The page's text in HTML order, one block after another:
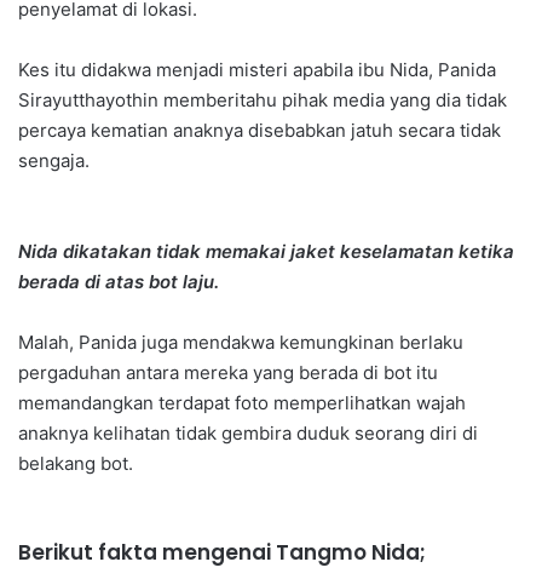
penyelamat di lokasi.
Kes itu didakwa menjadi misteri apabila ibu Nida, Panida
Sirayutthayothin memberitahu pihak media yang dia tidak
percaya kematian anaknya disebabkan jatuh secara tidak
sengaja.
Nida dikatakan tidak memakai jaket keselamatan ketika
berada di atas bot laju.
Malah, Panida juga mendakwa kemungkinan berlaku
pergaduhan antara mereka yang berada di bot itu
memandangkan terdapat foto memperlihatkan wajah
anaknya kelihatan tidak gembira duduk seorang diri di
belakang bot.
Berikut fakta mengenai Tangmo Nida;